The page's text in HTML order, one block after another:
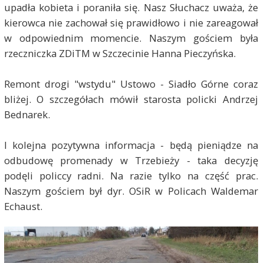
upadła kobieta i poraniła się. Nasz Słuchacz uważa, że
kierowca nie zachował się prawidłowo i nie zareagował
w odpowiednim momencie. Naszym gościem była
rzeczniczka ZDiTM w Szczecinie Hanna Pieczyńska.
Remont drogi "wstydu" Ustowo - Siadło Górne coraz
bliżej. O szczegółach mówił starosta policki Andrzej
Bednarek.
I kolejna pozytywna informacja - będą pieniądze na
odbudowę promenady w Trzebieży - taka decyzję
podęli policcy radni. Na razie tylko na część prac.
Naszym gościem był dyr. OSiR w Policach Waldemar
Echaust.